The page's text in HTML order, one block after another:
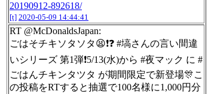
20190912-892618/
[t] 2020-05-09 14:44:41
RT @McDonaldsJapan:
ごはそチキソタソタ😫❗️❓ #塙さんの言い間違
いシリーズ 第1弾❗️5/13(水)から #夜マック に #
ごはんチキンタツタ が期間限定で新登場🎊こ
の投稿をRTすると抽選で100名様に1,000円分